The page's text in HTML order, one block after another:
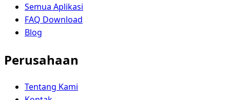
Semua Aplikasi
FAQ Download
Blog
Perusahaan
Tentang Kami